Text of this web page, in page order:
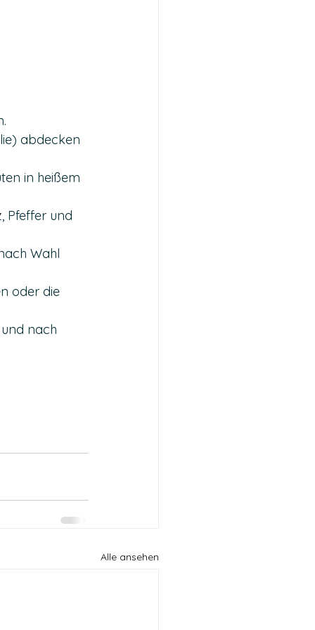
abdecken
in heißem
Pfeffer und
Wahl
oder die
nach
Alle ansehen